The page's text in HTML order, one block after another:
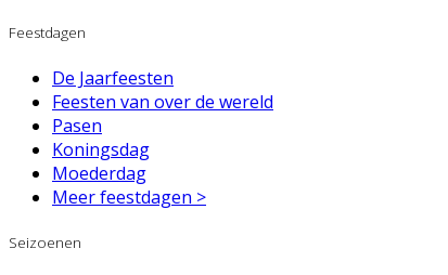
Feestdagen
De Jaarfeesten
Feesten van over de wereld
Pasen
Koningsdag
Moederdag
Meer feestdagen >
Seizoenen